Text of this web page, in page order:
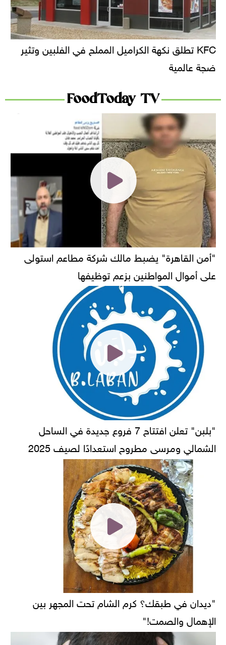
KFC تطلق نكهة الكراميل المملح في الفلبين وتثير
ضجة عالمية
FoodToday TV
"أمن القاهرة" يضبط مالك شركة مطاعم استولى
على أموال المواطنين بزعم توظيفها
"بلبن" تعلن افتتاح 7 فروع جديدة في الساحل
الشمالي ومرسى مطروح استعدادًا لصيف 2025
"ديدان في طبقك؟ كرم الشام تحت المجهر بين
الإهمال والصمت!"